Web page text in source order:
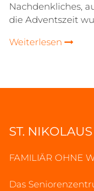
Nachdenkliches,
die Adventszeit
Weiterlesen
ST. NIKOLAUS
FAMILIÄR OHNE
Das